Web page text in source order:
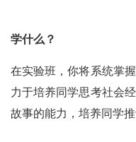
学什么？
在实验班，你将系统掌
力于培养同学思考社会
故事的能力，培养同学